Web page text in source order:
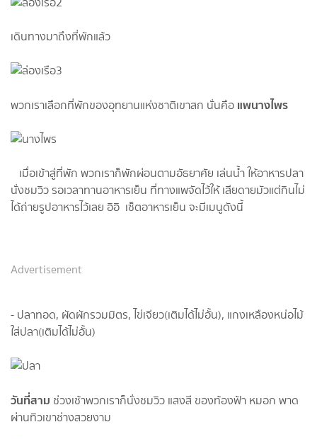
เดินทางมาถึงที่พักแล้ว
พวกเราเลือกที่พักของอุทยานแห่งชาติ​เขา​สก​ นั่นคือ​ แพนางไพร
เมื่อเข้าสู่ที่พัก​ พวกเราก็พักผ่อนตามอัธยาศัย​ เล่นน้ำ​ ให้อาหารปลา​
นั่งชมวิว​ รอเวลาทานอาหารเย็น​ ที่ทางแพจัดไว้ให้​ เสียดายมัวแต่กินไม่
ได้ถ่ายรูปอาหารไว้เลย​ อิอิ​ เซ็ตอาหารเย็น​ จะมีเมนู​ดังนี้
Advertisement
- ปลาทอด, ผัดผักรวมมิตร, ไข่เจียว(เติมได้ไม่อั้น), แกงเหลืองหน่อไม้
ใส่ปลา(เติมได้ไม่อั้น)​
วันที่สาม​ ช่วงเช้า​พวกเราก็นั่งชมวิว​ แสงสี​ ของท้องฟ้า​ หมอก​ พาด
ผ่านทิวเขาช่างสวยงาม